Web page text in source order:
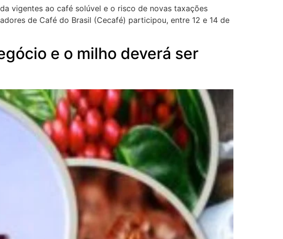
vigentes ao café solúvel e o risco de novas taxações
de Café do Brasil (Cecafé) participou, entre 12 e 14 de
e o milho deverá ser